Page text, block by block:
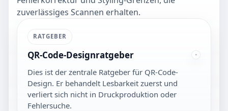
zuverlässiges Scannen erhalten.
RATGEBER
QR-Code-Designratgeber
Dies ist der zentrale Ratgeber für QR-Code-
Design. Er behandelt Lesbarkeit zuerst und
verliert sich nicht in Druckproduktion oder
Fehlersuche.